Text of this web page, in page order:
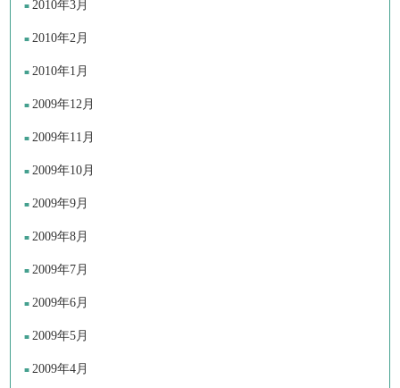
2010年3月
2010年2月
2010年1月
2009年12月
2009年11月
2009年10月
2009年9月
2009年8月
2009年7月
2009年6月
2009年5月
2009年4月